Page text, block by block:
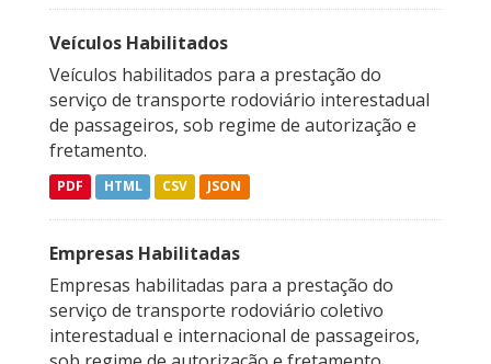
Veículos Habilitados
Veículos habilitados para a prestação do
serviço de transporte rodoviário interestadual
de passageiros, sob regime de autorização e
fretamento.
PDF HTML CSV JSON
Empresas Habilitadas
Empresas habilitadas para a prestação do
serviço de transporte rodoviário coletivo
interestadual e internacional de passageiros,